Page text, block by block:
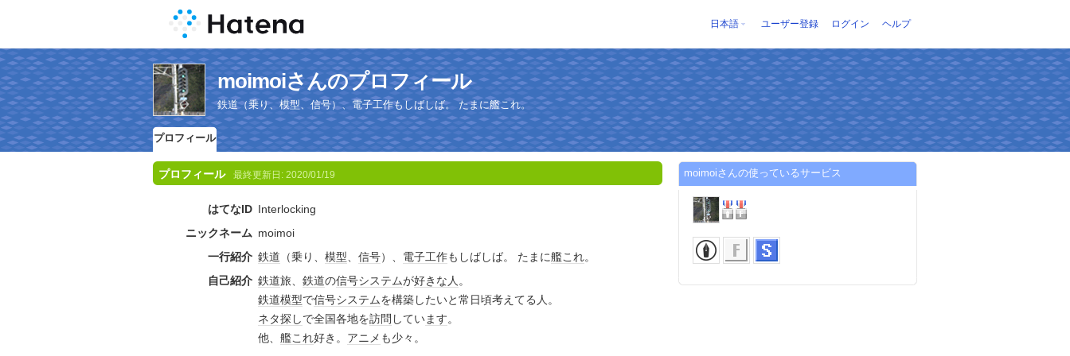
日本語 ユーザー登録 ログイン ヘルプ
moimoiさんのプロフィール
鉄道（乗り、模型、信号）、電子工作もしばしば。 たまに艦これ。
プロフィール
プロフィール 最終更新日: 2020/01/19
はてなID Interlocking
ニックネーム moimoi
一行紹介 鉄道 （乗り、 模型、 信号）、 電子工作もしばしば。 たまに艦これ。
自己紹介 鉄道旅、 鉄道の信号システムが好きな人。
鉄道模型で信号システムを構築したいと常日頃考えてる人。
ネタ探しで全国各地を訪問 しています。
他、 艦これ好き。 アニメ も少々。
moimoiさんの使っているサービス